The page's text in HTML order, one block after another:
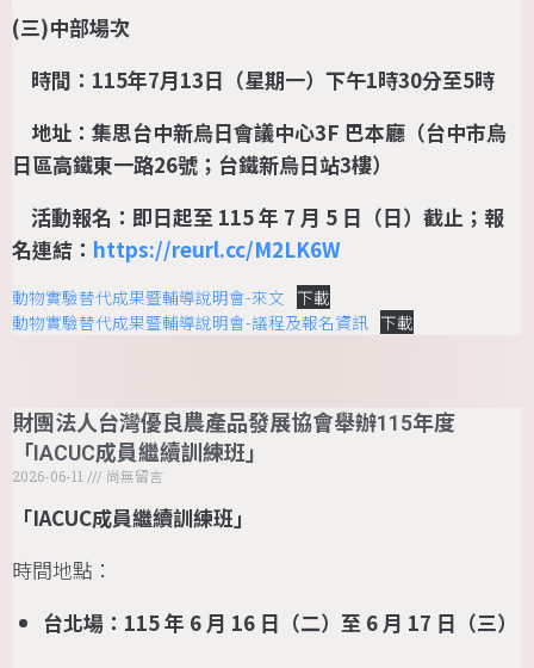
(三)中部場次
時間： 115年7月13日（星期一）下午1時30分至5時
地址：集思台中新烏日會議中心3F 巴本廳（台中市烏
日區高鐵東一路26號；台鐵新烏日站3樓）
活動報名：即日起至 115年 7 月 5 日（日）截止；報
名連結： https://reurl.cc/M2LK6W
動物實驗替代成果暨輔導說明會-來文 下載
動物實驗替代成果暨輔導說明會-議程及報名資訊 下載
財團法人台灣優良農產品發展協會舉辦115年度
「IACUC成員繼續訓練班」
2026-06-11 尚無留言
「IACUC成員繼續訓練班」
時間地點：
台北場：115 年 6 月 16 日（二）至 6 月 17 日（三）